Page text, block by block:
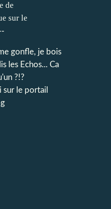
gonfle, je bois
les Echos... Ca
?!?
sur le portail